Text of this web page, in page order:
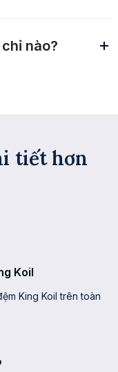
nào?
tiết hơn
Koil
King Koil trên toàn